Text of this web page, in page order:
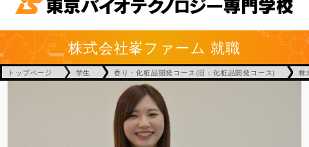
株式会社峯ファーム 就職
トップページ 学生 香り・化粧品開発コース(旧：化粧品開発コース) 株